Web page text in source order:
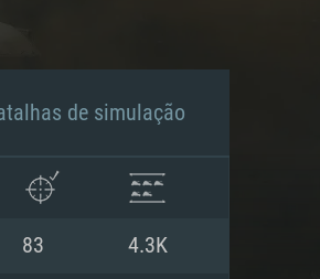
de simulação
83 4.3K